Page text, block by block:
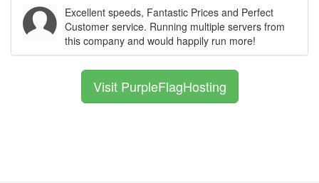
Excellent speeds, Fantastic Prices and Perfect
Customer service. Running multiple servers from
this company and would happily run more!
Visit PurpleFlagHosting